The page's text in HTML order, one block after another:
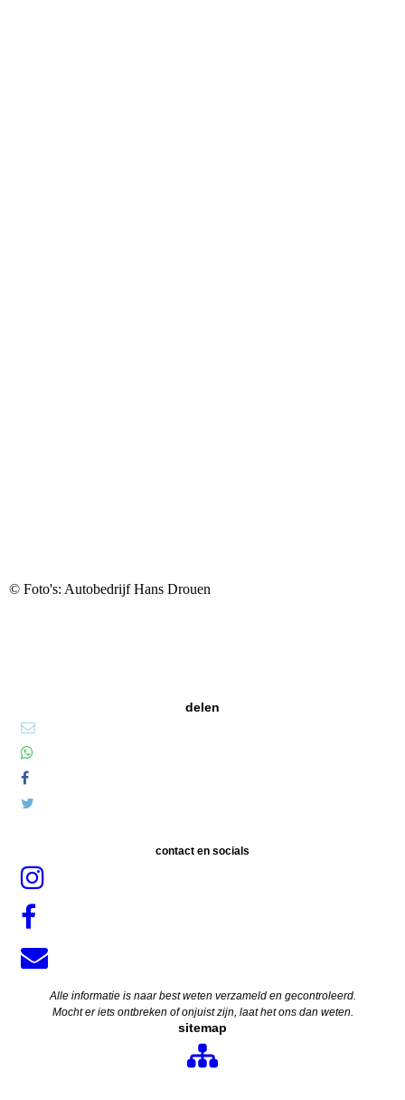
© Foto's: Autobedrijf Hans Drouen
delen
contact en socials
Alle informatie is naar best weten verzameld en gecontroleerd.
Mocht er iets ontbreken of onjuist zijn, laat het ons dan weten.
sitemap